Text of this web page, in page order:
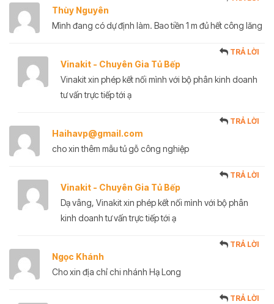
Thùy Nguyên
Mình đang có dự định làm. Bao tiền 1 m đủ hết công lăng
Vinakit - Chuyên Gia Tủ Bếp
TRẢ LỜI
Vinakit xin phép kết nối mình với bộ phân kinh doanh
tư vấn trực tiếp tới ạ
Haihavp@gmail.com
TRẢ LỜI
cho xin thêm mẫu tủ gỗ công nghiệp
Vinakit - Chuyên Gia Tủ Bếp
TRẢ LỜI
Dạ vâng, Vinakit xin phép kết nối mình với bộ phân
kinh doanh tư vấn trực tiếp tới ạ
Ngọc Khánh
TRẢ LỜI
Cho xin địa chỉ chi nhánh Hạ Long
TRẢ LỜI